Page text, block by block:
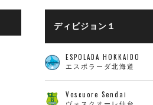
ディビジョン１
ESPOLADA HOKKAIDO
エスポラーダ北海道
Voscuore Sendai